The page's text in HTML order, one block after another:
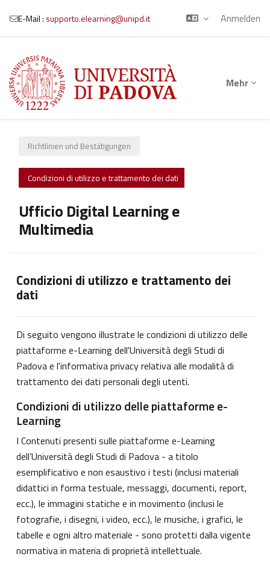
Zum Hauptinhalt
E-Mail : supporto.elearning@unipd.it Anmelden
Mehr
Richtlinien und Bestätigungen
Condizioni di utilizzo e trattamento dei dati
Ufficio Digital Learning e
Multimedia
Condizioni di utilizzo e trattamento dei
dati
Di seguito vengono illustrate le condizioni di utilizzo delle
piattaforme e-Learning dell'Università degli Studi di
Padova e l'informativa privacy relativa alle modalità di
trattamento dei dati personali degli utenti.
Condizioni di utilizzo delle piattaforme e-
Learning
I Contenuti presenti sulle piattaforme e-Learning
dell’Università degli Studi di Padova - a titolo
esemplificativo e non esaustivo i testi (inclusi materiali
didattici in forma testuale, messaggi, documenti, report,
ecc.), le immagini statiche e in movimento (inclusi le
fotografie, i disegni, i video, ecc.), le musiche, i grafici, le
tabelle e ogni altro materiale - sono protetti dalla vigente
normativa in materia di proprietà intellettuale.